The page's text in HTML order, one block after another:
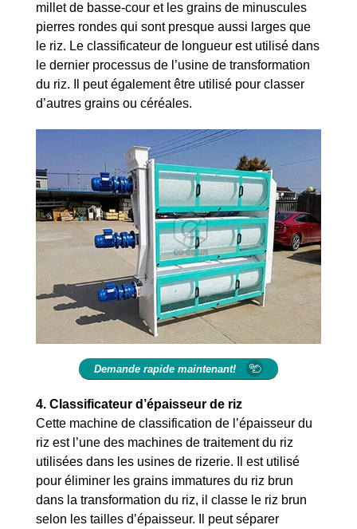
millet de basse-cour et les grains de minuscules
pierres rondes qui sont presque aussi larges que
le riz. Le classificateur de longueur est utilisé dans
le dernier processus de l’usine de transformation
du riz. Il peut également être utilisé pour classer
d’autres grains ou céréales.
Demande rapide maintenant!
4. Classificateur d’épaisseur de riz
Cette machine de classification de l’épaisseur du
riz est l’une des machines de traitement du riz
utilisées dans les usines de rizerie. Il est utilisé
pour éliminer les grains immatures du riz brun
dans la transformation du riz, il classe le riz brun
selon les tailles d’épaisseur. Il peut séparer